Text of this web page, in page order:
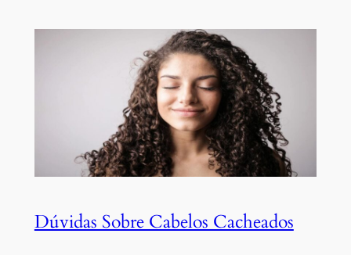
Dúvidas Sobre Cabelos Cacheados